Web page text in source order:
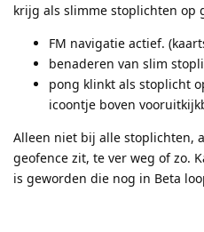
krijg als slimme stoplichten op
FM navigatie actief.
benaderen van slim
pong klinkt als stoplicht
icoontje boven
Alleen niet bij alle stoplichten,
geofence zit, te ver weg of zo.
is geworden die nog in Beta